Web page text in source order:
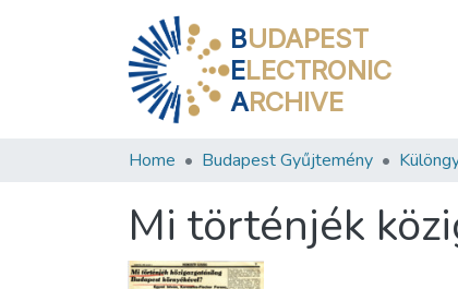
BUDAPEST
ELECTRONIC
ARCHIVE
Home Budapest Gyűjtemény
Mi történjék